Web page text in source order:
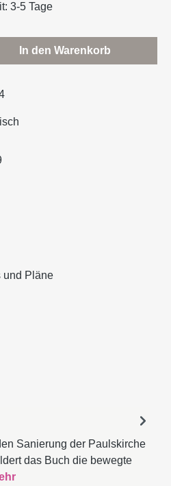
3-5 Tage
den gewünschten
In den Warenkorb
und Pläne
Sanierung der Paulskirche
das Buch die bewegte